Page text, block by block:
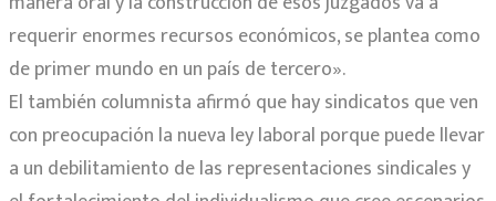
requerir enormes recursos económicos, se plantea como
de primer mundo en un país de tercero».
El también columnista afirmó que hay sindicatos que ven
con preocupación la nueva ley laboral porque puede llevar
a un debilitamiento de las representaciones sindicales y